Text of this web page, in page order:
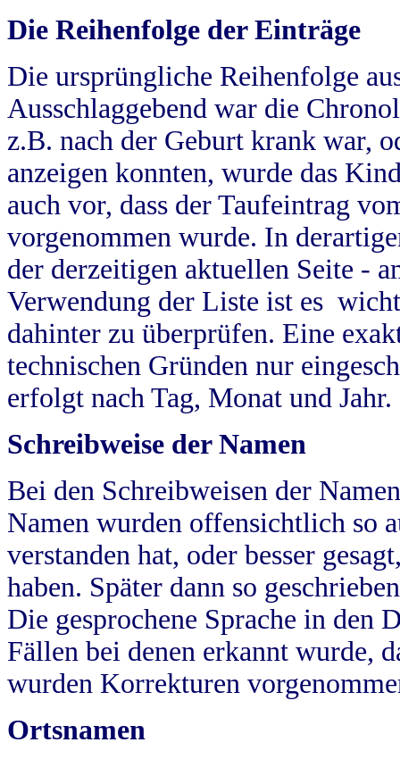
Die Reihenfolge der Einträge
Die ursprüngliche Reihenfolge
Ausschlaggebend war die
z.B. nach der Geburt krank war,
anzeigen konnten, wurde das
auch vor, dass der Taufeintrag
vorgenommen wurde. In
der derzeitigen aktuellen Seite -
Verwendung der Liste ist es
dahinter zu überprüfen. Eine
technischen Gründen nur
erfolgt nach Tag, Monat und Jahr.
Schreibweise der Namen
Bei den Schreibweisen der
Namen wurden offensichtlich so
verstanden hat, oder besser
haben. Später dann so
Die gesprochene Sprache in
Fällen bei denen erkannt wurde,
wurden Korrekturen
Ortsnamen